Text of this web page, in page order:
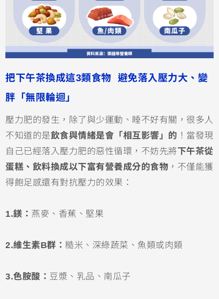
把下午茶換成這3類食物 避免落入壓力大、變
胖「無限輪迴」
壓力肥的發生，除了與少運動、睡不好有關，很多人
不知道的是飲食與情緒是會「相互影響」的 ！當發現
自己已經落入壓力肥的惡性循環，不妨先將下午茶從
蛋糕、飲料換成以下富有營養成分的食物 ，不僅能獲
得飽足感還有對抗壓力的效果：
1.鎂： 燕麥、香蕉、堅果
2.維生素B群：糙米、深綠蔬菜、魚類或肉類
3.色胺酸： 豆漿、乳品、南瓜子